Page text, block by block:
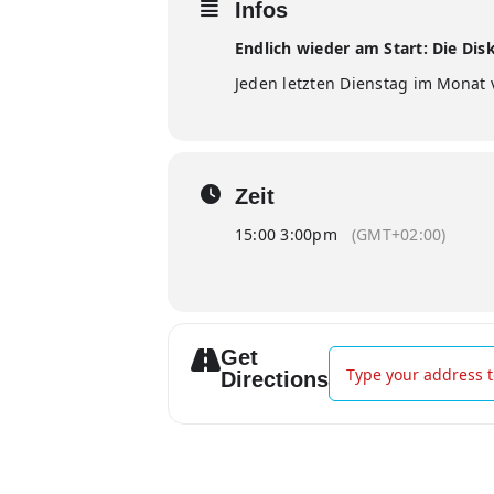
Infos
Endlich wieder am Start: Die
Jeden letzten Dienstag im Monat
Zeit
15:00 3:00pm (GMT+02:00)
Get
Directions
Address - Diskothek